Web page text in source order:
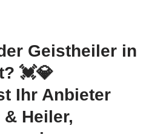
Geistheiler in
💓️💎
Ihr Anbieter
Heiler,